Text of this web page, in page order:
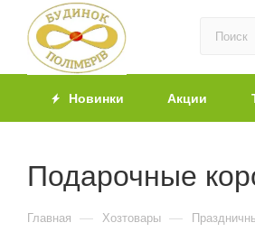
Новинки Акции
Подарочные
Главная — Хозтовары —